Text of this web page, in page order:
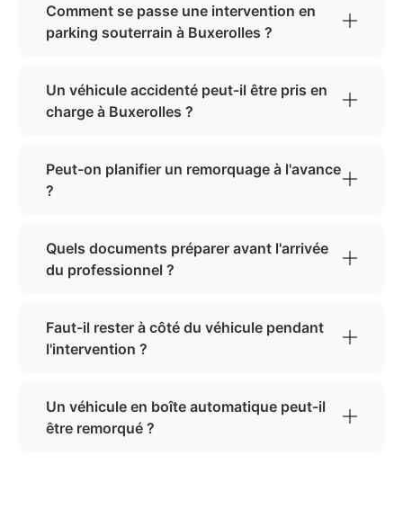
Comment se passe une intervention en
parking souterrain à Buxerolles ?
Un véhicule accidenté peut-il être pris en
charge à Buxerolles ?
Peut-on planifier un remorquage à l'avance
?
Quels documents préparer avant l'arrivée
du professionnel ?
Faut-il rester à côté du véhicule pendant
l'intervention ?
Un véhicule en boîte automatique peut-il
être remorqué ?